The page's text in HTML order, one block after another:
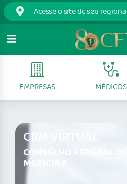
EMPRESAS MÉDICOS
CRM VIRTUAL
CONSELHO FEDERAL DE
MEDICINA